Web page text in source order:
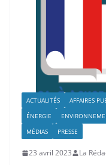
ACTUALITÉS AFFAIRES
ÉNERGIE
MÉDIAS
PRESSE
23 avril 2023 La